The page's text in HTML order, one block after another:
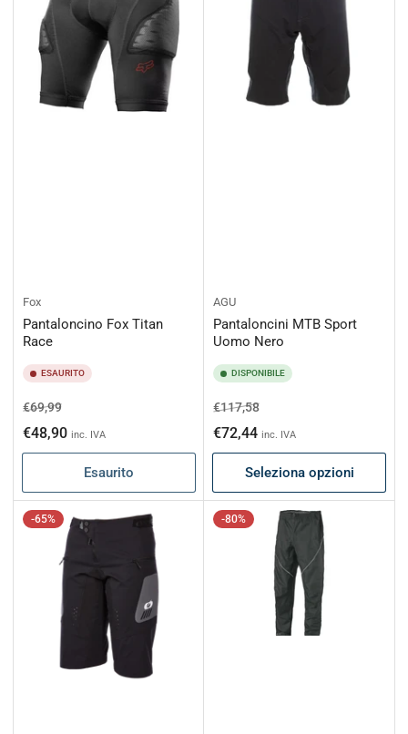
Fox
Pantaloncino Fox Titan
Race
ESAURITO
Prezzo
di
listino
€69,99Prezzo
scontato
€48,90 inc. IVA
Esaurito
AGU
Pantaloncini MTB Sport
Uomo Nero
DISPONIBILE
Prezzo
di
listino
€117,58Prezzo
scontato
€72,44 inc. IVA
Seleziona opzioni
-65% -80%